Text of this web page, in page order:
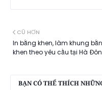
CŨ HƠN
In bằng khen, làm khung
khen theo yêu cầu tại Hà
BẠN CÓ THỂ THÍCH